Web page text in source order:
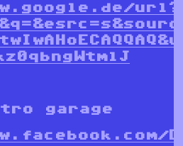
url?
garage